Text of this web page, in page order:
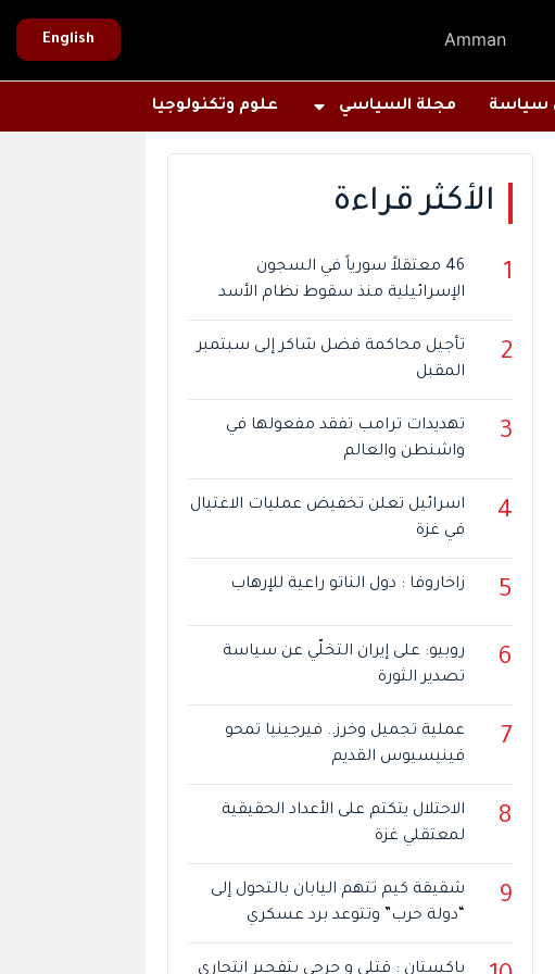
Amman
English
سياسة مجلة السياسي علوم وتكنولوجيا
الأكثر قراءة
1
46 معتقلاً سورياً في السجون
الإسرائيلية منذ سقوط نظام الأسد
2
تأجيل محاكمة فضل شاكر إلى سبتمبر
المقبل
3
تهديدات ترامب تفقد مفعولها في
واشنطن والعالم
4
اسرائيل تعلن تخفيض عمليات الاغتيال
في غزة
5 زاخاروفا : دول الناتو راعية للإرهاب
6
روبيو: على إيران التخلّي عن سياسة
تصدير الثورة
7
عملية تجميل وخرز.. فيرجينيا تمحو
فينيسيوس القديم
8
الاحتلال يتكتم على الأعداد الحقيقية
لمعتقلي غزة
9
شقيقة كيم تتهم اليابان بالتحول إلى
“دولة حرب” وتتوعد برد عسكري
باكستان : قتلى و جرحى بتفجير انتحاري